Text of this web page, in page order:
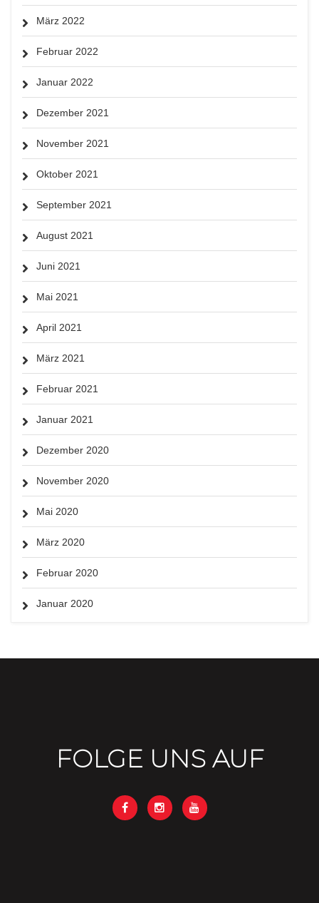
März 2022
Februar 2022
Januar 2022
Dezember 2021
November 2021
Oktober 2021
September 2021
August 2021
Juni 2021
Mai 2021
April 2021
März 2021
Februar 2021
Januar 2021
Dezember 2020
November 2020
Mai 2020
März 2020
Februar 2020
Januar 2020
FOLGE UNS AUF